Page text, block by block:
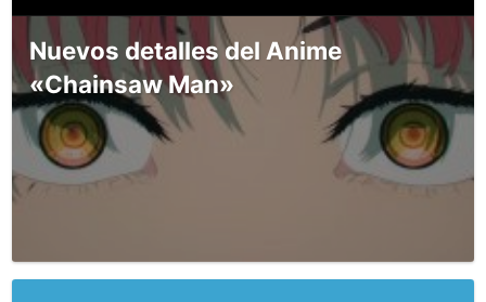
Nuevos detalles del Anime
«Chainsaw Man»